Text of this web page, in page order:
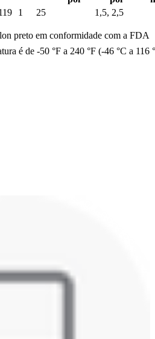
1 25 1,5, 2,5
preto em conformidade com a FDA
é de -50 °F a 240 °F (-46 °C a 116